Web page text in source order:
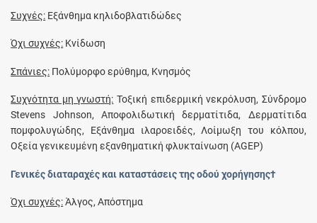
Συχνές: Εξάνθημα κηλιδοβλατιδώδες
Όχι συχνές: Κνίδωση
Σπάνιες: Πολύμορφο ερύθημα, Κνησμός
Συχνότητα μη γνωστή: Τοξική επιδερμική νεκρόλυση, Σύνδρομο
Stevens Johnson, Αποφολιδωτική δερματίτιδα, Δερματίτιδα
πομφολυγώδης, Εξάνθημα ιλαροειδές, Λοίμωξη του κόλπου,
Οξεία γενικευμένη εξανθηματική φλυκταίνωση (AGEP)
Γενικές διαταραχές και καταστάσεις της οδού χορήγησης†
Όχι συχνές:Άλγος, Απόστημα